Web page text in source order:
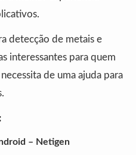
detecção de metais e
interessantes para quem
de uma ajuda para
– Netigen